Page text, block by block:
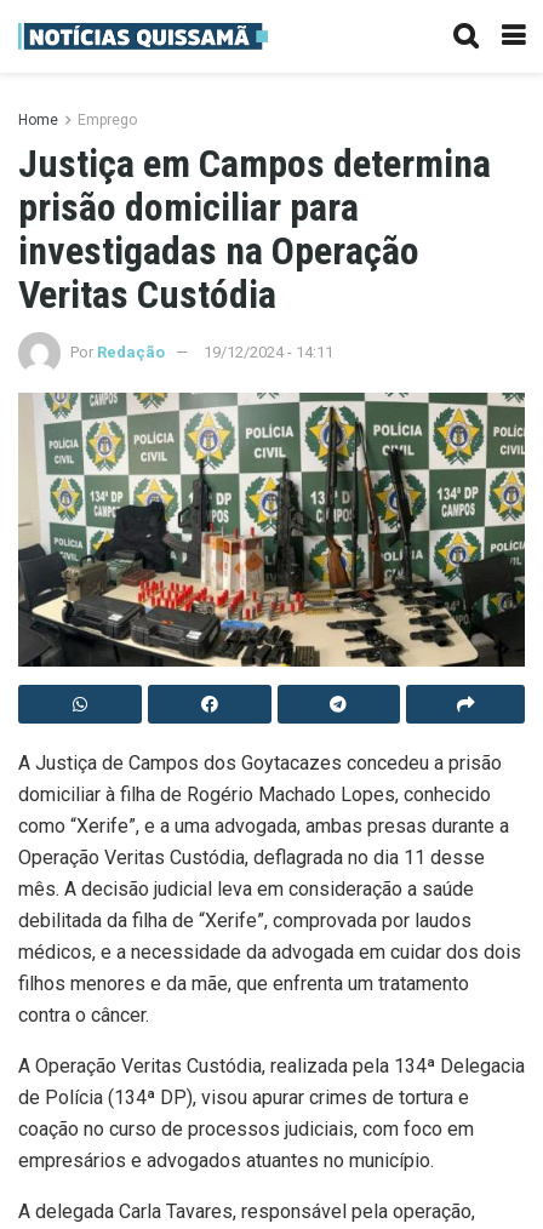
Home Emprego
Justiça em Campos determina
prisão domiciliar para
investigadas na Operação
Veritas Custódia
Por Redação 19/12/2024 - 14:11
A Justiça de Campos dos Goytacazes concedeu a prisão
domiciliar à filha de Rogério Machado Lopes, conhecido
como “Xerife”, e a uma advogada, ambas presas durante a
Operação Veritas Custódia, deflagrada no dia 11 desse
mês. A decisão judicial leva em consideração a saúde
debilitada da filha de “Xerife”, comprovada por laudos
médicos, e a necessidade da advogada em cuidar dos dois
filhos menores e da mãe, que enfrenta um tratamento
contra o câncer.
A Operação Veritas Custódia, realizada pela 134ª Delegacia
de Polícia (134ª DP), visou apurar crimes de tortura e
coação no curso de processos judiciais, com foco em
empresários e advogados atuantes no município.
A delegada Carla Tavares, responsável pela operação,